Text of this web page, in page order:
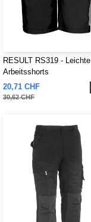
RESULT RS319 - Leichte
Arbeitsshorts
20,71 CHF
30,62 CHF